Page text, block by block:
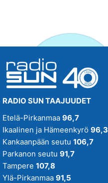
RADIO SUN TAAJUUDET
Etelä-Pirkanmaa 96,7
Ikaalinen ja Hämeenkyrö 96,3
Kankaanpään seutu 106,7
Parkanon seutu 91,7
Tampere 107,8
Ylä-Pirkanmaa 91,5